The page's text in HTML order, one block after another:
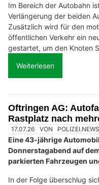
Im Bereich der Autobahn
Verlängerung der beiden
Zusätzlich wird für den
öffentlichen Verkehr ein
gestartet, um den Knoten
Weiterlesen
Oftringen AG:
Rastplatz nach
17.07.26 VON
Eine 43-jährige
Donnerstagabend auf
parkierten Fahrzeugen
In der Folge überschlug